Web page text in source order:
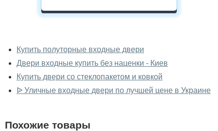
двери вживую?
Да, можно посмотреть уличные двери в нашем
фирменном салоне-магазине.
У вас большой магазин?
дверей.
Купить полуторные входные двери
Двери входные купить без наценки - Киев
Купить двери со стеклопакетом и ковкой
ᐉ Уличные входные двери по лучшей цене в Украине
Похожие товары